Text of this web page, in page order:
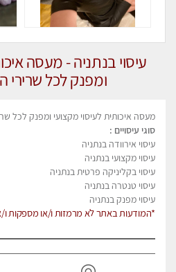
עיסוי בנתניה - מעסה
ומפנק לכל שרירי
מעסה איכותית לעיסוי מקצועי ומפנק לכל
סוגי עיסויים :
עיסוי אירוודה בנתניה
עיסוי מקצועי בנתניה
עיסוי בקליניקה פרטית בנתניה
עיסוי טנטרה בנתניה
עיסוי מפנק בנתניה
*המודעות באתר לא מרמזות ו/או מספקות ו/